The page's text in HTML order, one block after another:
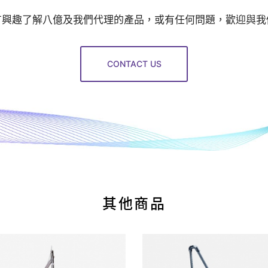
趣了解八億及我們代理的產品，或有任何問題，歡迎與
CONTACT US
其他商品